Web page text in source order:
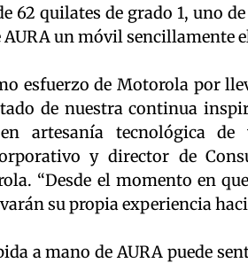
62 quilates de grado 1, uno
un móvil sencillamente
esfuerzo de Motorola por
de nuestra continua
artesanía tecnológica de
y director de
“Desde el momento en
su propia experiencia
a mano de AURA puede